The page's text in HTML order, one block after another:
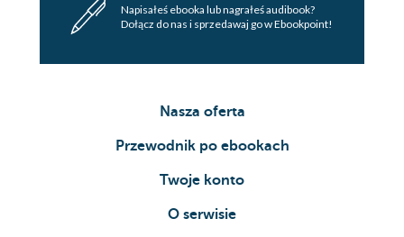
Napisałeś ebooka lub nagrałeś audibook?
Dołącz do nas i sprzedawaj go w Ebookpoint!
Nasza oferta
Przewodnik po ebookach
Twoje konto
O serwisie